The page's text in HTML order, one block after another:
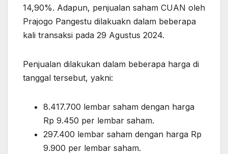
14,90%. Adapun, penjualan saham CUAN oleh
Prajogo Pangestu dilakuakn dalam beberapa
kali transaksi pada 29 Agustus 2024.
Penjualan dilakukan dalam beberapa harga di
tanggal tersebut, yakni:
8.417.700 lembar saham dengan harga
Rp 9.450 per lembar saham.
297.400 lembar saham dengan harga Rp
9.900 per lembar saham.